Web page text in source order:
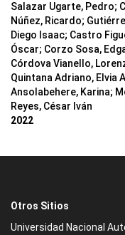
Salazar Ugarte, Pedro;
Núñez, Ricardo;
Diego Isaac; Castro
Óscar; Corzo Sosa,
Córdova Vianello,
Quintana Adriano, Elvia
Ansolabehere, Karina;
Reyes, César Iván
2022
Otros Sitios
Universidad Nacional